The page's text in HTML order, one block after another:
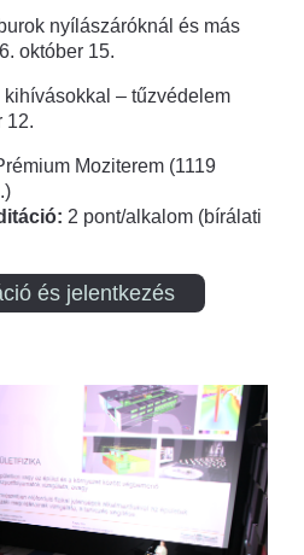
nyílászáróknál és más
október 15.
– tűzvédelem
12.
Moziterem (1119
2 pont/alkalom (bírálati
és jelentkezés